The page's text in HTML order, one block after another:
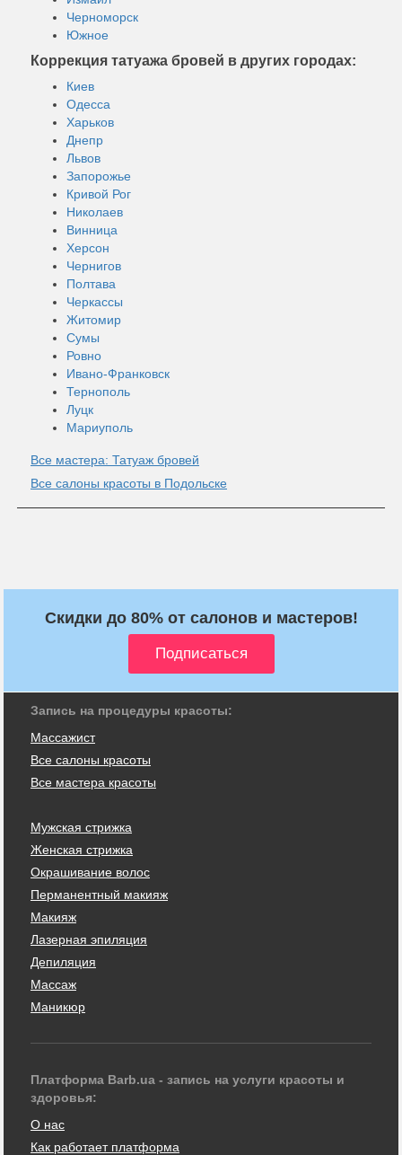
Черноморск
Южное
Коррекция татуажа бровей в других городах:
Киев
Одесса
Харьков
Днепр
Львов
Запорожье
Кривой Рог
Николаев
Винница
Херсон
Чернигов
Полтава
Черкассы
Житомир
Сумы
Ровно
Ивано-Франковск
Тернополь
Луцк
Мариуполь
Все мастера: Татуаж бровей
Все салоны красоты в Подольске
Скидки до 80% от салонов и мастеров!
Запись на процедуры красоты:
Массажист
Все салоны красоты
Все мастера красоты
Мужская стрижка
Женская стрижка
Окрашивание волос
Перманентный макияж
Макияж
Лазерная эпиляция
Депиляция
Массаж
Маникюр
Платформа Barb.ua - запись на услуги красоты и
здоровья:
О нас
Как работает платформа